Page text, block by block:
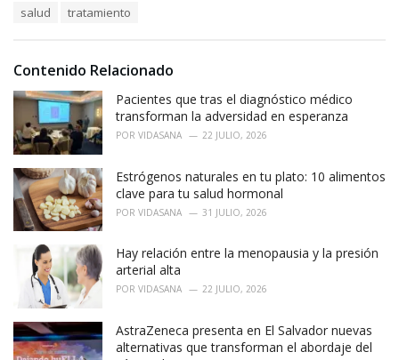
s
:
salud
tratamiento
Contenido Relacionado
Pacientes que tras el diagnóstico médico
transforman la adversidad en esperanza
POR VIDASANA 22 JULIO, 2026
Estrógenos naturales en tu plato: 10 alimentos
clave para tu salud hormonal
POR VIDASANA 31 JULIO, 2026
Hay relación entre la menopausia y la presión
arterial alta
POR VIDASANA 22 JULIO, 2026
AstraZeneca presenta en El Salvador nuevas
alternativas que transforman el abordaje del